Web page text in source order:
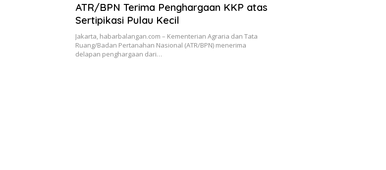
ATR/BPN Terima Penghargaan KKP atas
Sertipikasi Pulau Kecil
Jakarta, habarbalangan.com – Kementerian Agraria dan Tata
Ruang/Badan Pertanahan Nasional (ATR/BPN) menerima
delapan penghargaan dari…